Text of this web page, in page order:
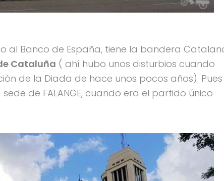
al Banco de España, tiene la bandera
Cataluña ( ahí hubo unos disturbios cuando
de la Diada de hace unos pocos años). Pues
de FALANGE, cuando era el partido único